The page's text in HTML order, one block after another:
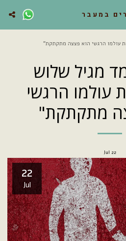
במעבר
עולמו הרגשי הוא פצצה מתקתקת"
מגיל שלוש
עולמו הרגשי
מתקתקת"
22
Jul
22
Jul